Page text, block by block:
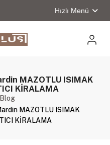
Hızlı Menü
MAZOTLU ISIMAK
KİRALAMA
Blog
MAZOTLU ISIMAK
KİRALAMA